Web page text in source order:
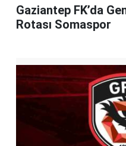
Gaziantep FK’da
Rotası Somaspor